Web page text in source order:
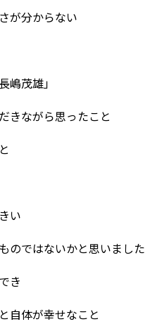
が分からない
嶋茂雄」
きながら思ったこと
い
のではないかと思いました
き
自体が幸せなこと